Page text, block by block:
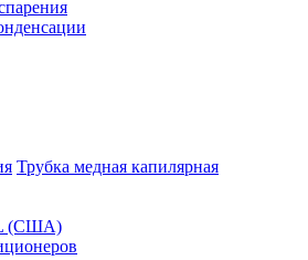
Трубка медная капилярная
(США)